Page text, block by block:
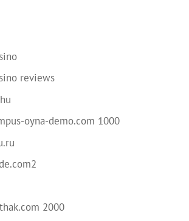
reviews
oyna-demo.com 1000
2000